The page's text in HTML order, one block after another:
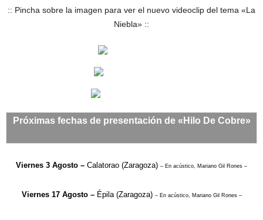
:: Pincha sobre la imagen para ver el nuevo videoclip del tema «La
Niebla» ::
Próximas fechas de presentación de «Hilo De Cobre»
Viernes 3 Agosto – Calatorao (Zaragoza) – En acústico, Mariano Gil Rones –
Viernes 17 Agosto –Épila (Zaragoza) – En acústico, Mariano Gil Rones –